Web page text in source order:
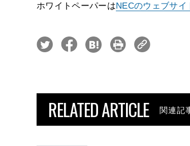
ホワイトペーパーはNECのウェブサイ
RELATED ARTICLE 関連記